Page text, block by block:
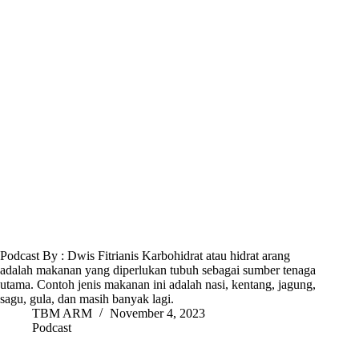
Podcast By : Dwis Fitrianis Karbohidrat atau hidrat arang
adalah makanan yang diperlukan tubuh sebagai sumber tenaga
utama. Contoh jenis makanan ini adalah nasi, kentang, jagung,
sagu, gula, dan masih banyak lagi.
TBM ARM
November 4, 2023
Podcast